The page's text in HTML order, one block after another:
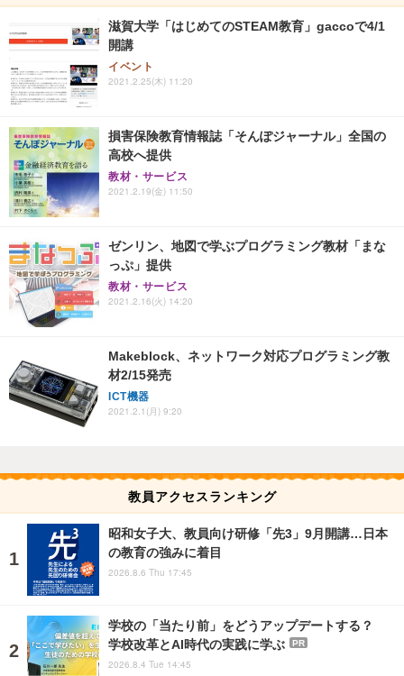
滋賀大学「はじめてのSTEAM教育」gaccoで4/1
開講
イベント
2021.2.25(木) 11:20
損害保険教育情報誌「そんぽジャーナル」全国の
高校へ提供
教材・サービス
2021.2.19(金) 11:50
ゼンリン、地図で学ぶプログラミング教材「まな
っぷ」提供
教材・サービス
2021.2.16(火) 14:20
Makeblock、ネットワーク対応プログラミング教
材2/15発売
ICT機器
2021.2.1(月) 9:20
教員アクセスランキング
昭和女子大、教員向け研修「先3」9月開講…日本
の教育の強みに着目
2026.8.6 Thu 17:45
学校の「当たり前」をどうアップデートする？
学校改革とAI時代の実践に学ぶ
PR
2026.8.4 Tue 14:45